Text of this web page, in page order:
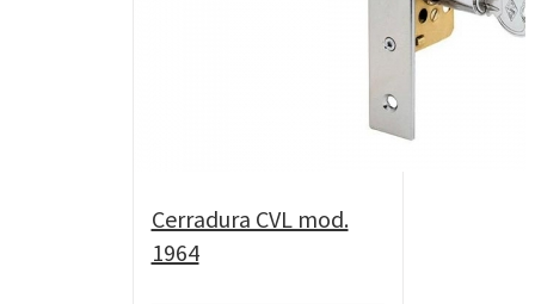
Cerradura CVL mod.
1964